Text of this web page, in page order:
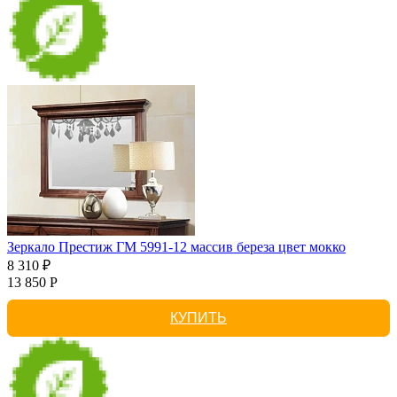
Зеркало Престиж ГМ 5991-12 массив береза цвет мокко
8 310 ₽
13 850 Р
КУПИТЬ